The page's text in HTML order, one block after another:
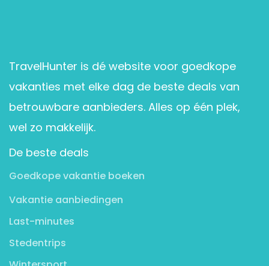
TravelHunter is dé website voor goedkope
vakanties met elke dag de beste deals van
betrouwbare aanbieders. Alles op één plek,
wel zo makkelijk.
De beste deals
Goedkope vakantie boeken
Vakantie aanbiedingen
Last-minutes
Stedentrips